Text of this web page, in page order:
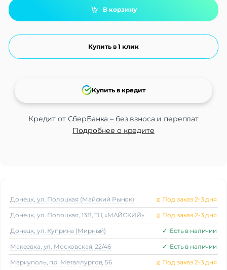
В корзину
Купить в 1 клик
Кредит от СберБанка – без взноса и переплат
Подробнее о кредите
Купить в кредит
Донецк, ул. Полоцкая (Майский Рынок) ⧖ Под заказ 2-3 дня
Донецк, ул. Полоцкая, 13В, ТЦ «МАЙСКИЙ» ⧖ Под заказ 2-3 дня
Донецк, ул. Куприна (Мирный) ✓ Есть в наличии
Макеeвка, ул. Московская, 22/46 ✓ Есть в наличии
Мариуполь, пр. Металлургов, 56 ⧖ Под заказ 2-3 дня